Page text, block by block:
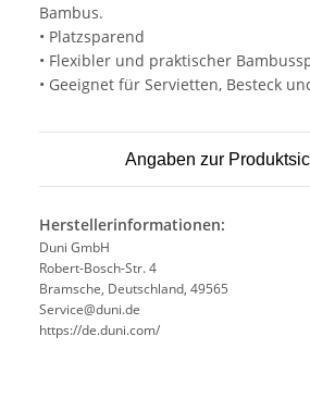
Bambus.
• Platzsparend
• Flexibler und praktischer
• Geeignet für Servietten, Besteck
Angaben zur
Herstellerinformationen:
Duni GmbH
Robert-Bosch-Str. 4
Bramsche, Deutschland, 49565
Service@duni.de
https://de.duni.com/